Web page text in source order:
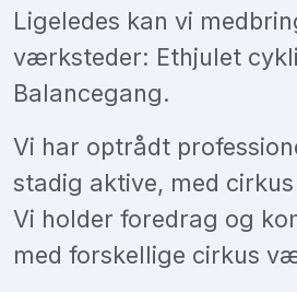
Ligeledes kan vi
værksteder: Ethjulet
Balancegang.
Vi har optrådt
stadig aktive, med
Vi holder foredrag og
med forskellige cirkus